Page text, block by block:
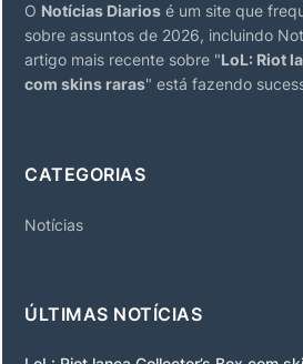
O Notícias Diarios é um site que
sobre assuntos de 2026, incluindo
artigo mais recente sobre "LoL: Riot
com skins raras" está fazendo
CATEGORIAS
Notícias
ÚLTIMAS NOTÍCIAS